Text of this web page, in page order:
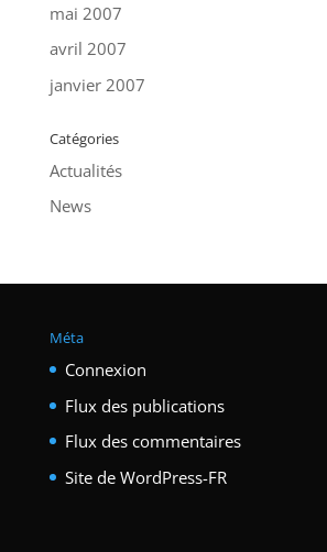
mai 2007
avril 2007
janvier 2007
Catégories
Actualités
News
Méta
Connexion
Flux des publications
Flux des commentaires
Site de WordPress-FR